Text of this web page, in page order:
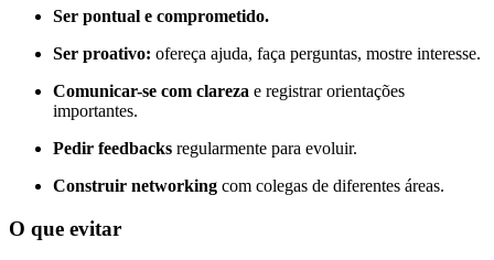
Ser pontual e comprometido.
Ser proativo: ofereça ajuda, faça perguntas, mostre interesse.
Comunicar-se com clareza e registrar orientações
importantes.
Pedir feedbacks regularmente para evoluir.
Construir networking com colegas de diferentes áreas.
O que evitar